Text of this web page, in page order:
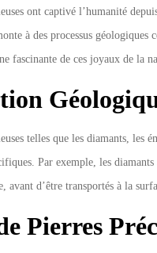
ont captivé l’humanité
à des processus géologiques
fascinante de ces joyaux de la
telles que les diamants, les
Par exemple, les
avant d’être transportés à la
Pierres